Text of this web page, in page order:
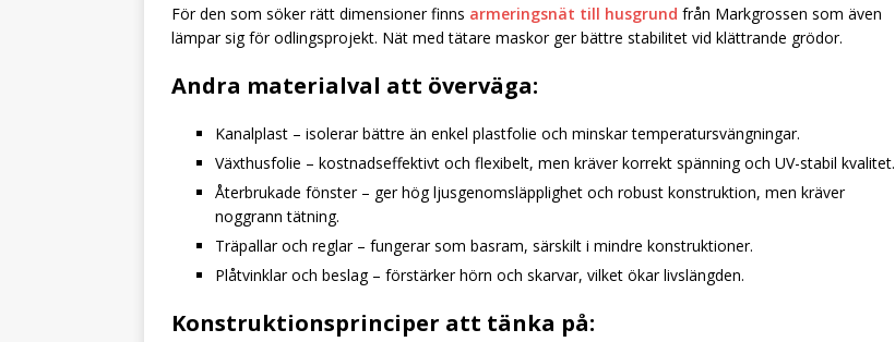
För den som söker rätt dimensioner finns armeringsnät till husgrund från Markgrossen som även
lämpar sig för odlingsprojekt. Nät med tätare maskor ger bättre stabilitet vid klättrande grödor.
Andra materialval att överväga:
Kanalplast – isolerar bättre än enkel plastfolie och minskar temperatursvängningar.
Växthusfolie – kostnadseffektivt och flexibelt, men kräver korrekt spänning och UV-stabil kvalitet.
Återbrukade fönster – ger hög ljusgenomsläpplighet och robust konstruktion, men kräver
noggrann tätning.
Träpallar och reglar – fungerar som basram, särskilt i mindre konstruktioner.
Plåtvinklar och beslag – förstärker hörn och skarvar, vilket ökar livslängden.
Konstruktionsprinciper att tänka på: